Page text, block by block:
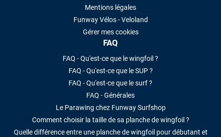
Mentions légales
Funway Vélos - Veloland
Gérer mes cookies
FAQ
FAQ - Qu'est-ce que le wingfoil ?
FAQ - Qu'est-ce que le SUP ?
FAQ - Qu'est-ce que le surf ?
FAQ - Générales
Le Parawing chez Funway Surfshop
Comment choisir la taille de sa planche de wingfoil ?
Quelle différence entre une planche de wingfoil pour débutant et